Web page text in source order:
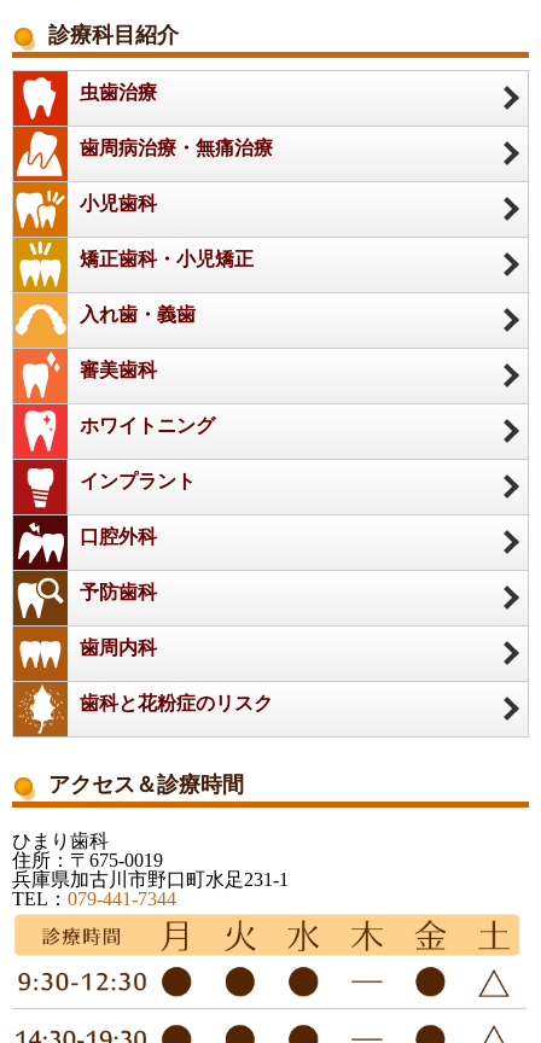
診療科目紹介
虫歯治療
歯周病治療・無痛治療
小児歯科
矯正歯科・小児矯正
入れ歯・義歯
審美歯科
ホワイトニング
インプラント
口腔外科
予防歯科
歯周内科
歯科と花粉症のリスク
アクセス＆診療時間
ひまり歯科
住所：〒675-0019
兵庫県加古川市野口町水足231-1
TEL： 079-441-7344